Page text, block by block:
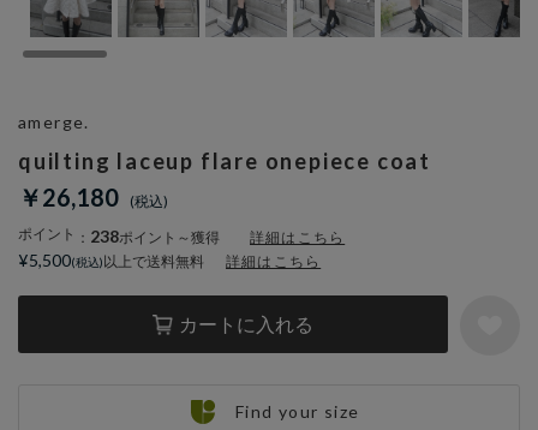
quilting laceup flare onepiece coat
￥26,180
ポイント ： 238ポイント～獲得 詳細はこちら
カートに入れる
amerge.
¥5,500 以上で送料無料 詳細はこちら
Find your size